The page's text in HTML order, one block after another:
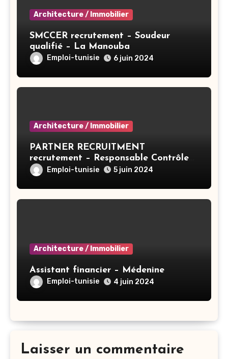
Architecture / Immobilier
SMCCER recrutement – Soudeur
qualifié – La Manouba
Emploi-tunisie 6 juin 2024
Architecture / Immobilier
PARTNER RECRUITMENT
recrutement – Responsable Contrôle
De Gestion/Consolidation – Tunis
Emploi-tunisie 5 juin 2024
Architecture / Immobilier
Assistant financier – Médenine
Emploi-tunisie 4 juin 2024
Laisser un commentaire